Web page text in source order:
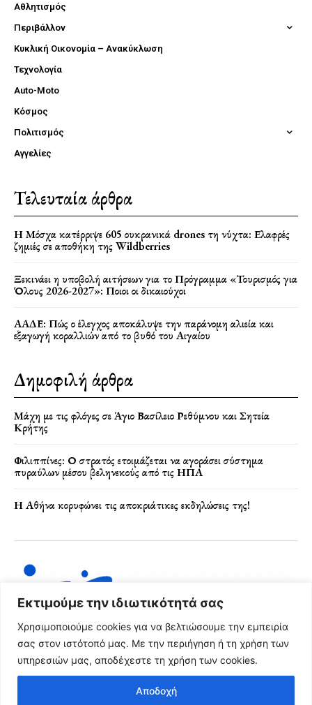
Εκτιμούμε την ιδιωτικότητά σας
Χρησιμοποιούμε cookies για να βελτιώσουμε την εμπειρία
σας στον ιστότοπό μας. Με την περιήγηση ή τη χρήση των
υπηρεσιών μας, αποδέχεστε τη χρήση των cookies.
Αποδοχή
Αθλητισμός
Περιβάλλον
Κυκλική Οικονομία – Ανακύκλωση
Τεχνολογία
Auto-Moto
Κόσμος
Πολιτισμός
Αγγελίες
Τελευταία άρθρα
Η Μόσχα κατέρριψε 605 ουκρανικά drones τη νύχτα: Ελαφρές
ζημιές σε αποθήκη της Wildberries
Ξεκινάει η υποβολή αιτήσεων για το Πρόγραμμα «Τουρισμός για
Όλους 2026-2027»: Ποιοι οι δικαιούχοι
ΑΑΔΕ: Πώς ο έλεγχος αποκάλυψε την παράνομη αλιεία και
εξαγωγή κοραλλιών από το βυθό του Αιγαίου
Δημοφιλή άρθρα
Μάχη με τις φλόγες σε Άγιο Βασίλειο Ρεθύμνου και Σητεία
Κρήτης
Φιλιππίνες: Ο στρατός ετοιμάζεται να αγοράσει σύστημα
πυραύλων μέσου βεληνεκούς από τις ΗΠΑ
Η Αθήνα κορυφώνει τις αποκριάτικες εκδηλώσεις της!
Όροι Χρήσης & Πολιτική Απορρήτου
© 2024 FRG News Copyright - Created by NEXT Digital